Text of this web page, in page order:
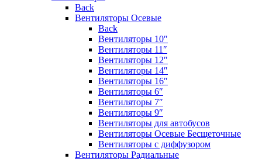
Back
Вентиляторы Осевые
Back
Вентиляторы 10″
Вентиляторы 11″
Вентиляторы 12″
Вентиляторы 14″
Вентиляторы 16″
Вентиляторы 6″
Вентиляторы 7″
Вентиляторы 9″
Вентиляторы для автобусов
Вентиляторы Осевые Бесщеточные
Вентиляторы с диффузором
Вентиляторы Радиальные